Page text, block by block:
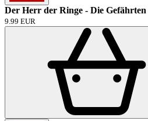
Der Herr der Ringe - Die Gefährten
9.99 EUR